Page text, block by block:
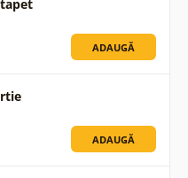
ADAUGĂ
ADAUGĂ